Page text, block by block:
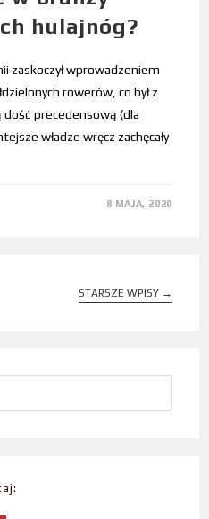
hulajnóg?
zaskoczył wprowadzeniem
rowerów, co był z
precedensową (dla
władze wręcz zachęcały
8 MAJA, 2020
STARSZE WPISY →